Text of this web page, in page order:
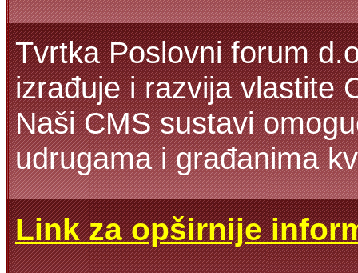
Tvrtka Poslovni forum
izrađuje i razvija vlastite
Naši CMS sustavi
udrugama i građanima
Link za opširnije